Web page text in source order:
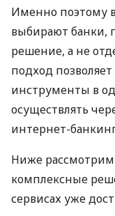
Именно поэтому
выбирают банки,
решение, а не
подход
инструменты в
осуществлять
интернет-
Ниже
комплексные
сервисах уже